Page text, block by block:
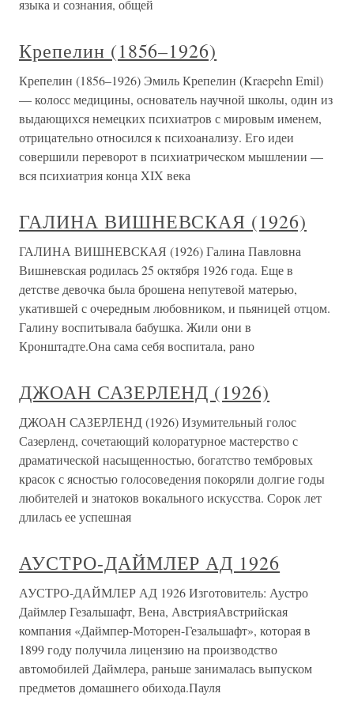
языка и сознания, общей
Крепелин (1856–1926)
Крепелин (1856–1926) Эмиль Крепелин (Kraepehn Emil)
— колосс медицины, основатель научной школы, один из
выдающихся немецких психиатров с мировым именем,
отрицательно относился к психоанализу. Его идеи
совершили переворот в психиатрическом мышлении —
вся психиатрия конца XIX века
ГАЛИНА ВИШНЕВСКАЯ (1926)
ГАЛИНА ВИШНЕВСКАЯ (1926) Галина Павловна
Вишневская родилась 25 октября 1926 года. Еще в
детстве девочка была брошена непутевой матерью,
укатившей с очередным любовником, и пьяницей отцом.
Галину воспитывала бабушка. Жили они в
Кронштадте.Она сама себя воспитала, рано
ДЖОАН САЗЕРЛЕНД (1926)
ДЖОАН САЗЕРЛЕНД (1926) Изумительный голос
Сазерленд, сочетающий колоратурное мастерство с
драматической насыщенностью, богатство тембровых
красок с ясностью голосоведения покоряли долгие годы
любителей и знатоков вокального искусства. Сорок лет
длилась ее успешная
АУСТРО-ДАЙМЛЕР АД 1926
АУСТРО-ДАЙМЛЕР АД 1926 Изготовитель: Аустро
Даймлер Гезальшафт, Вена, АвстрияАвстрийская
компания «Даймпер-Моторен-Гезальшафт», которая в
1899 году получила лицензию на производство
автомобилей Даймлера, раньше занималась выпуском
предметов домашнего обихода.Пауля